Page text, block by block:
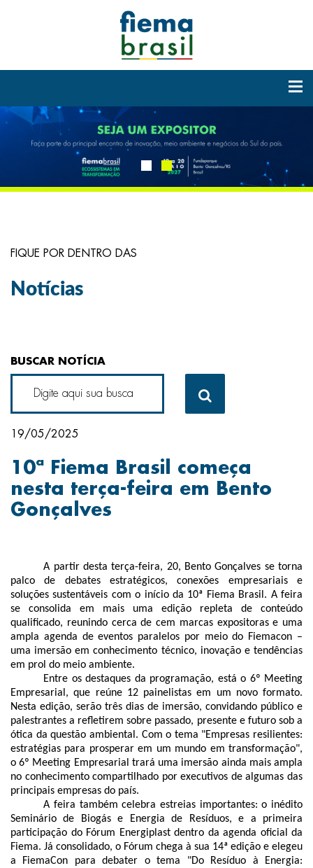
FIQUE POR DENTRO DAS
Notícias
BUSCAR NOTÍCIA
19/05/2025
10ª Fiema Brasil começa
nesta terça-feira em Bento
Gonçalves
A partir desta terça-feira, 20, Bento Gonçalves se torna
palco de debates estratégicos, conexões empresariais e
soluções sustentáveis com o início da 10ª Fiema Brasil. A feira
se consolida em mais uma edição repleta de conteúdo
qualificado, reunindo cerca de cem marcas expositoras e uma
ampla agenda de eventos paralelos por meio do Fiemacon –
uma imersão em conhecimento técnico, inovação e tendências
em prol do meio ambiente.
Entre os destaques da programação, está o 6º Meeting
Empresarial, que reúne 12 painelistas em um novo formato.
Nesta edição, serão três dias de imersão, convidando público e
palestrantes a refletirem sobre passado, presente e futuro sob a
ótica da questão ambiental. Com o tema "Empresas resilientes:
estratégias para prosperar em um mundo em transformação",
o 6º Meeting Empresarial trará uma imersão ainda mais ampla
no conhecimento compartilhado por executivos de algumas das
principais empresas do país.
A feira também celebra estreias importantes: o inédito
Seminário de Biogás e Energia de Resíduos, e a primeira
participação do Fórum Energiplast dentro da agenda oficial da
Fiema. Já consolidado, o Fórum chega à sua 14ª edição e elegeu
a FiemaCon para debater o tema "Do Resíduo à Energia: